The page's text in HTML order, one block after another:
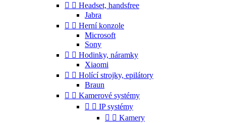
  Headset, handsfree
Jabra
  Herní konzole
Microsoft
Sony
  Hodinky, náramky
Xiaomi
  Holící strojky, epilátory
Braun
  Kamerové systémy
  IP systémy
  Kamery